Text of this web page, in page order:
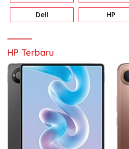
Dell HP
HP Terbaru